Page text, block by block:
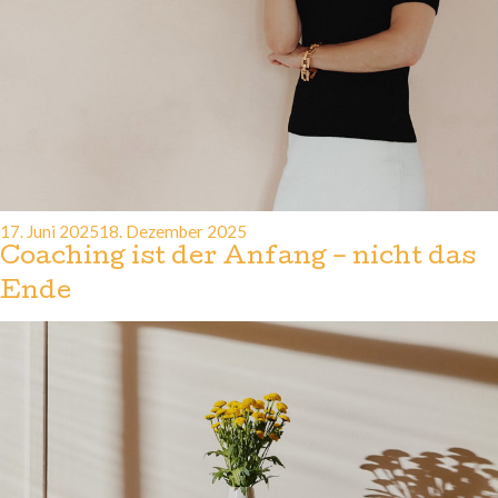
Veröffentlicht
am
17. Juni 202518. Dezember 2025
Coaching ist der Anfang – nicht das
Ende